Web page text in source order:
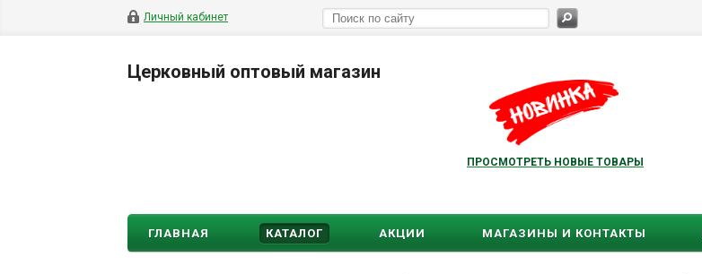
Личный кабинет
Церковный оптовый магазин
ПРОСМОТРЕТЬ НОВЫЕ ТОВАРЫ
ГЛАВНАЯ КАТАЛОГ АКЦИИ МАГАЗИНЫ И КОНТАКТЫ